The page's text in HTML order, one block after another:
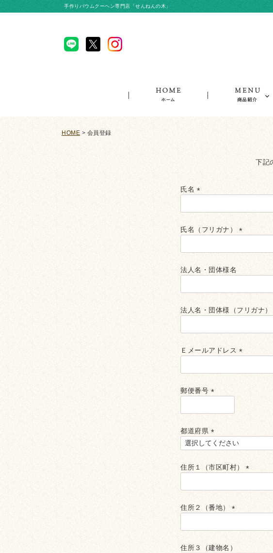
手作りバウムクーヘン専門店「せんねんの木」
ホーム
HOME 会員登録
下記
氏名
須)
氏名（フリガナ）
須)
法人名・団体様名
法人名・団体様（フリガナ）
Ｅメールアドレス
須)
郵便番号
須)
都道府県
(必
住所１（市区町村）
須)
住所２（番地）
須)
住所３（建物名）